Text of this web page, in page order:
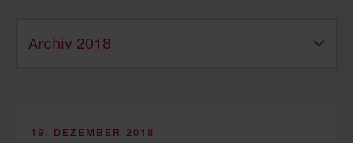
19. DEZEMBER 2018